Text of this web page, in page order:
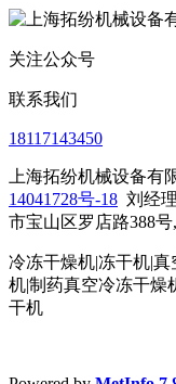
关注公众号
联系我们
18117143450
上海拓纷机械设备有
14041728号-18 刘经
市宝山区罗店路388
冷冻干燥机|冻干机|
机|制药真空冷冻干燥
干机